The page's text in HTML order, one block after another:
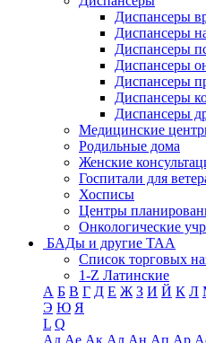
Диспансеры
Диспансеры
Диспансеры
Диспансеры
Диспансеры
Диспансеры
Диспансеры
Медицинские
Родильные дома
Женские
Госпитали для
Хосписы
Центры
Онкологические
БАДы и другие ТАА
Список торговых
1-Z Латинские
А Б В Г Д Е Ж З И Й К Л
Э Ю Я
L Q
Ад Ае Ак Ал Ан Ап Ар